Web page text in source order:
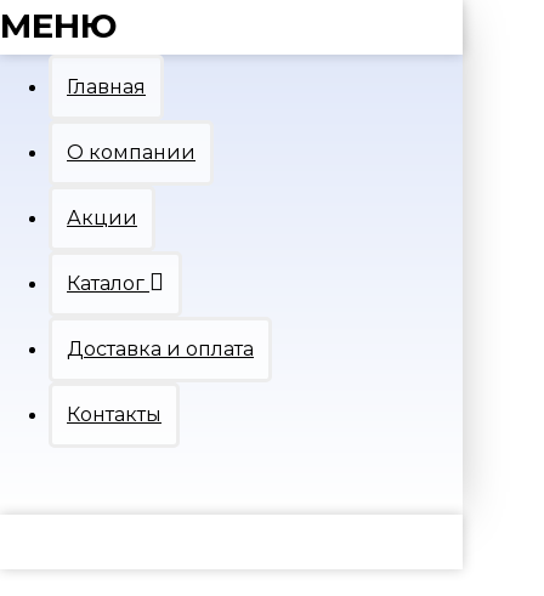
МЕНЮ
Главная
О компании
Акции
Каталог
Доставка и оплата
Контакты